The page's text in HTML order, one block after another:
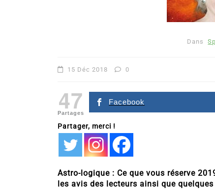
Dans
15 Déc 2018 0
47
Partages
Facebook
Partager, merci !
Astro-logique : Ce que vous réserve
les avis des lecteurs ainsi que
Dans Romance
2026
littérature sentimentale